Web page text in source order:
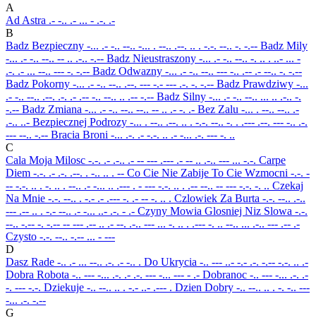
A
Ad Astra .- -.. .- ... - .-. .-
B
Badz Bezpieczny -... .- -.. --.. -... . --.. .--. .. . -.-. --.. -. -.-- Badz Mily
-... .- -.. --.. -- .. .-.. -.-- Badz Nieustraszony -... .- -.. --.. -. .. . ..- ... -
.-. .- ... --.. --- -. -.-- Badz Odwazny -... .- -.. --.. --- -.. .-- .- --.. -. -.--
Badz Pokorny -... .- -.. --.. .--. --- -.- --- .-. -. -.-- Badz Prawdziwy -...
.- -.. --.. .--. .-. .- .-- -.. --.. .. .-- -.-- Badz Silny -... .- -.. --.. ... .. .-.. -.
-.-- Badz Zmiana -... .- -.. --.. --.. -- .. .- -. .- Bez Zalu -... . --.. --.. .-
.-.. ..- Bezpiecznej Podrozy -... . --.. .--. .. . -.-. --.. -. . .--- .--. --- -.. .-.
--- --.. -.-- Bracia Broni -... .-. .- -.-. .. .- -... .-. --- -. ..
C
Cala Moja Milosc -.-. .- .-.. .- -- --- .--- .- -- .. .-.. --- ... -.-. Carpe
Diem -.-. .- .-. .--. . -.. .. . -- Co Cie Nie Zabije To Cie Wzmocni -.-. -
-- -.-. .. . -. .. . --.. .- -... .. .--- . - --- -.-. .. . .-- --.. -- --- -.-. -. .. Czekaj
Na Mnie -.-. --.. . -.- .- .--- -. .- -- -. .. . Czlowiek Za Burta -.-. --.. .-..
--- .-- .. . -.- --.. .- -... ..- .-. - .- Czyny Mowia Glosniej Niz Slowa -.-.
--.. -.-- -. -.-- -- --- .-- .. .- --. .-.. --- ... -. .. . .--- -. .. --.. ... .-.. --- .-- .-
Czysto -.-. --.. -.-- ... - ---
D
Dasz Rade -.. .- ... --.. .-. .- -.. . Do Ukrycia -.. --- ..- -.- .-. -.-- -.-. .. .-
Dobra Robota -.. --- -... .-. .- .-. --- -... --- - .- Dobranoc -.. --- -... .-. .-
-. --- -.-. Dziekuje -.. --.. .. . -.- ..- .--- . Dzien Dobry -.. --.. .. . -. -.. ---
-... .-. -.--
G